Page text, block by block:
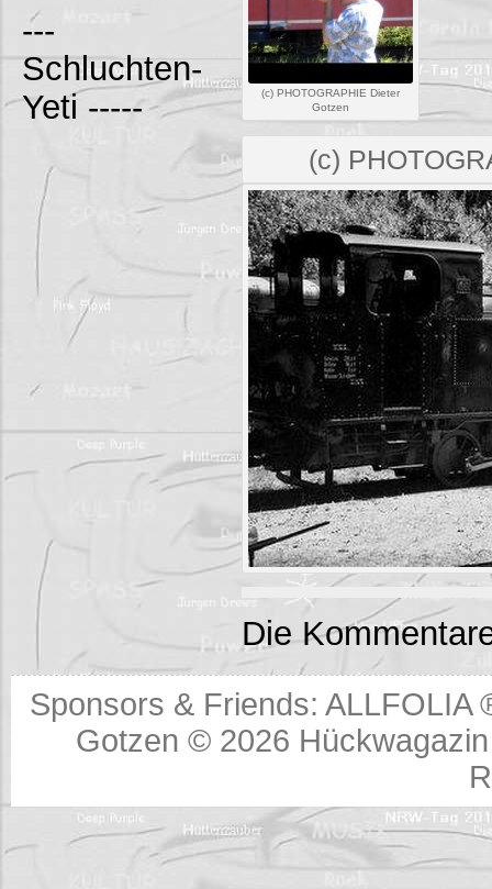
---
Schluchten-
Yeti -----
(c) PHOTOGRAPHIE Dieter
Gotzen
(c)
Die
Sponsors & Friends:ALLFOLIA
Gotzen © 2026